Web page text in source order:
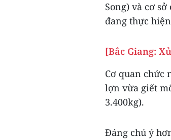
Song) và cơ
đang thực
[Bắc Giang:
Cơ quan chức
lợn vừa giết
3.400kg).
Đáng chú ý